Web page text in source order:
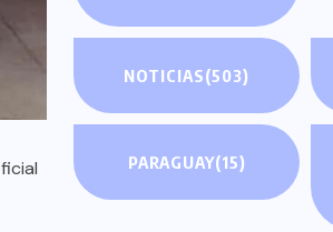
NOTICIAS(503)
PARAGUAY(15)